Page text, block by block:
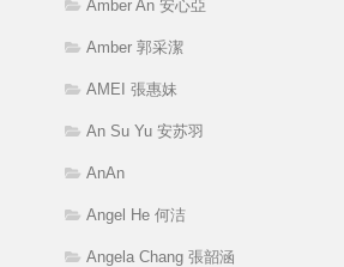
Amber An 安心亞
Amber 郭采潔
AMEI 張惠妹
An Su Yu 安苏羽
AnAn
Angel He 何洁
Angela Chang 張韶涵